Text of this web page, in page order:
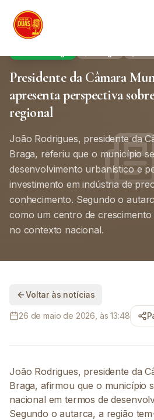
Presidente da Câmara
apresenta perspectiva
regional
João Rodrigues, presidente da
Braga, referiu que o município
desenvolvimento urbanístico e
investimento em indústria de
conhecimento. Segundo o
como um centro de crescimento
no contexto nacional.
Voltar às notícias
26 de maio de 2026, às 13:48
João Rodrigues, presidente da
Braga, afirmou que o município
nacional em termos de
Segundo o autarca, a região